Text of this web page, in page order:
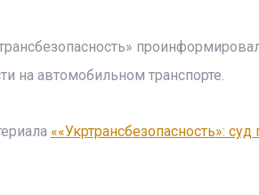
на автомобильном транспорте.
««Укртрансбезопасность»: